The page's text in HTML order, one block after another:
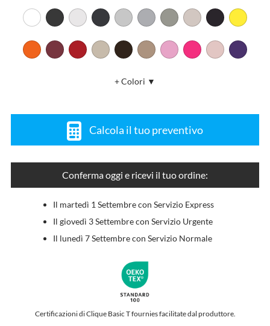
+ Colori ▼
Calcola il tuo preventivo
Conferma oggi e ricevi il tuo ordine:
Il martedì 1 Settembre con Servizio Express
Il giovedì 3 Settembre con Servizio Urgente
Il lunedì 7 Settembre con Servizio Normale
Certificazioni di Clique Basic T fournies facilitate dal produttore.